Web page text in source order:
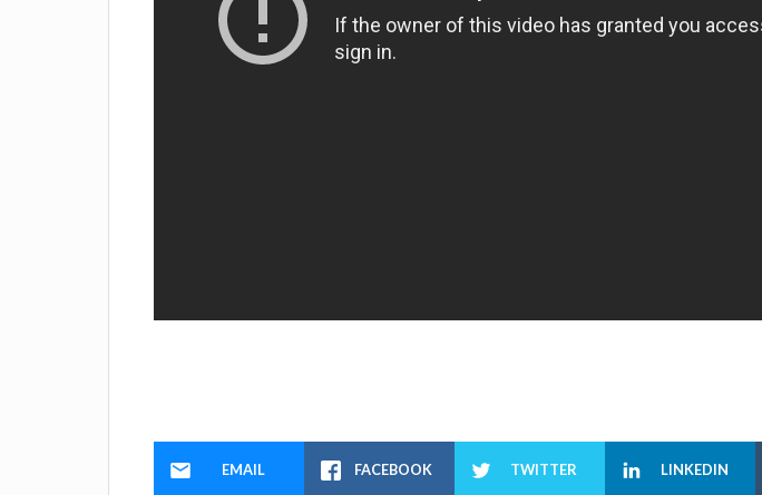
EMAIL FACEBOOK TWITTER LINKEDIN